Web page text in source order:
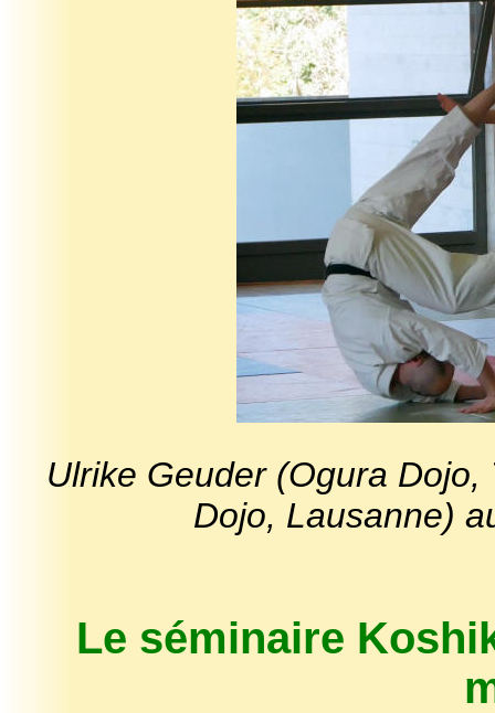
Ulrike Geuder (Ogura
Dojo, Lausanne)
Le séminaire